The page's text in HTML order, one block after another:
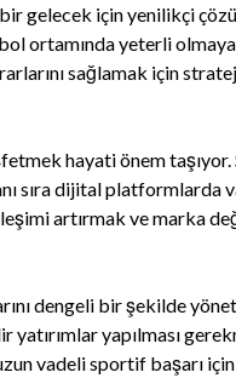
gelecek için yenilikçi
ortamında yeterli
sağlamak için
hayati önem
sıra dijital platformlarda
artırmak ve marka
dengeli bir şekilde
yatırımlar yapılması
vadeli sportif başarı